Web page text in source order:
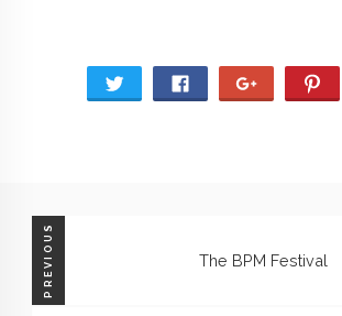
PREVIOUS The BPM Festival